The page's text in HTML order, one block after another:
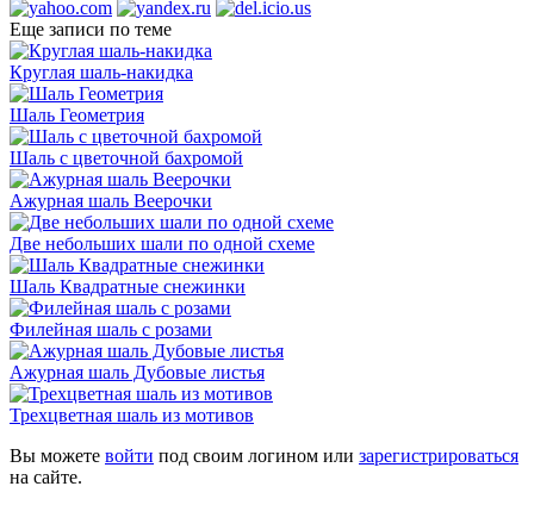
Еще записи по теме
Круглая шаль-накидка
Шаль Геометрия
Шаль с цветочной бахромой
Ажурная шаль Веерочки
Две небольших шали по одной схеме
Шаль Квадратные снежинки
Филейная шаль с розами
Ажурная шаль Дубовые листья
Трехцветная шаль из мотивов
Вы можете войти под своим логином или зарегистрироваться
на сайте.